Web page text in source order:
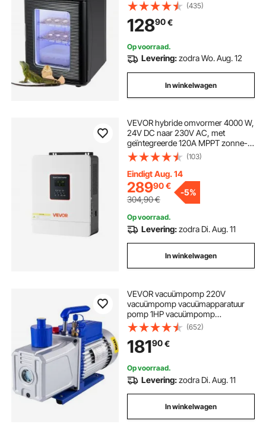
(435)
12890€
Op voorraad.
Levering:zodra Wo. Aug. 12
In winkelwagen
VEVOR hybride omvormer 4000 W,
24V DC naar 230V AC, met
geïntegreerde 120A MPPT zonne-
laadregelaar, WLAN-module,
eenfasig, voor
loodzuur-/lithiumbatterijen voor off-
grid toepassingen.
(103)
Eindigt Aug. 14
28990€
304,90€
-5%
Op voorraad.
Levering:zodra Di. Aug. 11
In winkelwagen
VEVOR vacuümpomp 220V
vacuümpomp vacuümapparatuur
pomp 1HP vacuümpomp
vacuümpomp
(652)
18190€
Op voorraad.
Levering:zodra Di. Aug. 11
In winkelwagen